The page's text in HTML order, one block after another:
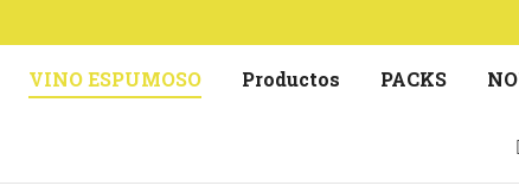
VINO ESPUMOSO Productos PACKS